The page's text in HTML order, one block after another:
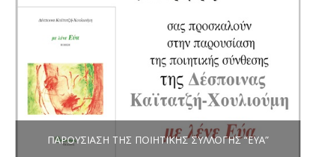
ΠΑΡΟΥΣΊΑΣΗ ΤΗΣ ΠΟΙΗΤΙΚΉΣ ΣΥΛΛΟΓΉΣ “ΕΎΑ”